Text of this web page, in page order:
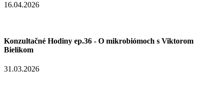
16.04.2026
Konzultačné Hodiny ep.36 - O mikrobiómoch s Viktorom
Bielikom
31.03.2026